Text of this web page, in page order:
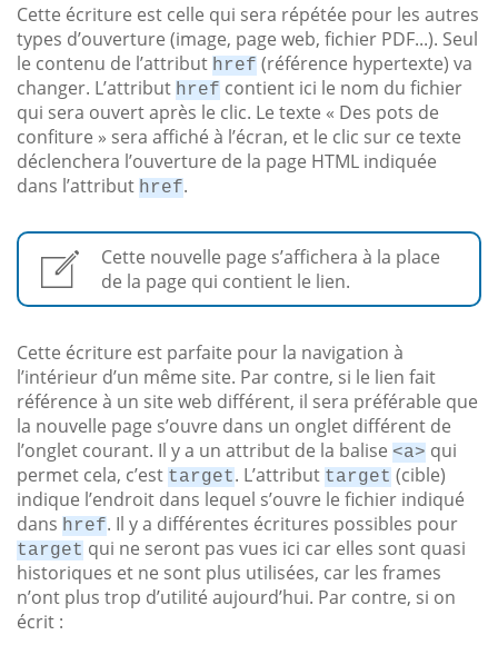
Cette écriture est celle qui sera répétée pour les autres
types d’ouverture (image, page web, fichier PDF...). Seul
le contenu de l’attribut href (référence hypertexte) va
changer. L’attribut href contient ici le nom du fichier
qui sera ouvert après le clic. Le texte « Des pots de
confiture » sera affiché à l’écran, et le clic sur ce texte
déclenchera l’ouverture de la page HTML indiquée
dans l’attribut href.
Cette nouvelle page s’affichera à la place
de la page qui contient le lien.
Cette écriture est parfaite pour la navigation à
l’intérieur d’un même site. Par contre, si le lien fait
référence à un site web différent, il sera préférable que
la nouvelle page s’ouvre dans un onglet différent de
l’onglet courant. Il y a un attribut de la balise <a> qui
permet cela, c’est target. L’attribut target (cible)
indique l’endroit dans lequel s’ouvre le fichier indiqué
dans href. Il y a différentes écritures possibles pour
target qui ne seront pas vues ici car elles sont quasi
historiques et ne sont plus utilisées, car les frames
n’ont plus trop d’utilité aujourd’hui. Par contre, si on
écrit :